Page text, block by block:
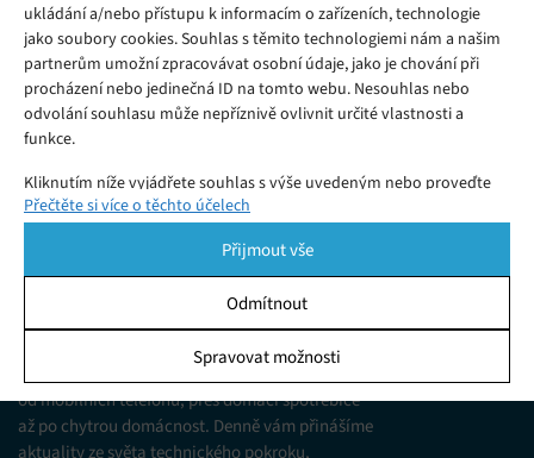
ukládání a/nebo přístupu k informacím o zařízeních, technologie
jako soubory cookies. Souhlas s těmito technologiemi nám a našim
partnerům umožní zpracovávat osobní údaje, jako je chování při
procházení nebo jedinečná ID na tomto webu. Nesouhlas nebo
odvolání souhlasu může nepříznivě ovlivnit určité vlastnosti a
funkce.
Kliknutím níže vyjádřete souhlas s výše uvedeným nebo proveďte
podrobnější rozhodnutí. Vaše volby budou použity pouze na tomto
pomocí přepínačů v Zásadách cookies nebo kliknutím na tlačítko
Spravovat souhlas ve spodní části obrazovky.
Ukládání a/nebo přístup k informacím v zařízení, Porozumění
publiku prostřednictvím statistik nebo kombinací údajů z
různých zdrojů.
Přečtěte si více o těchto účelech
Přijmout vše
Odmítnout
Spravovat možnosti
Umělá inteligence proniká do všech oblastí lidského života.
Dobrým příkladem je i novinka společnosti Bosch, která byla
představena na veletrhu CES 2025.
Jsme web zajímající se o technologické novinky
od mobilních telefonů, přes domácí spotřebiče
až po chytrou domácnost. Denně vám přinášíme
aktuality ze světa technického pokroku,